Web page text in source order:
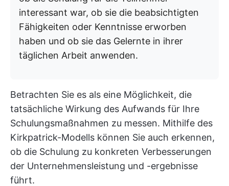
interessant war, ob sie die beabsichtigten
Fähigkeiten oder Kenntnisse erworben
haben und ob sie das Gelernte in ihrer
täglichen Arbeit anwenden.
Betrachten Sie es als eine Möglichkeit, die
tatsächliche Wirkung des Aufwands für Ihre
Schulungsmaßnahmen zu messen. Mithilfe des
Kirkpatrick-Modells können Sie auch erkennen,
ob die Schulung zu konkreten Verbesserungen
der Unternehmensleistung und -ergebnisse
führt.